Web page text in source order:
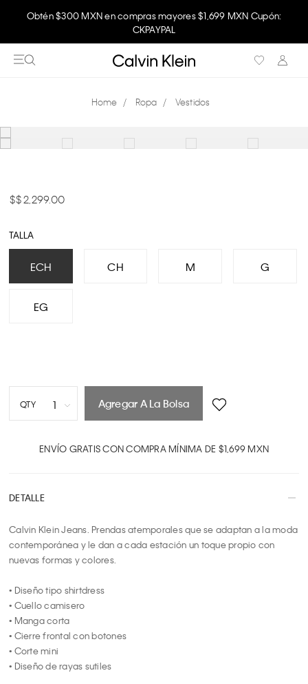
Obtén $300 MXN en compras mayores $1,699 MXN Cupón:
CKPAYPAL
Ropa Vestidos
$ 2,299.00
TALLA
ECH CH M G
EG
QTY 1
5
7
10
Agregar A La Bolsa
ENVÍO GRATIS CON COMPRA MÍNIMA DE $1,699 MXN
DETALLE
Calvin Klein Jeans. Prendas atemporales que se adaptan a la moda
contemporánea y le dan a cada estación un toque propio con
nuevas formas y colores.
• Diseño tipo shirtdress
• Cuello camisero
• Manga corta
• Cierre frontal con botones
• Corte mini
• Diseño de rayas sutiles